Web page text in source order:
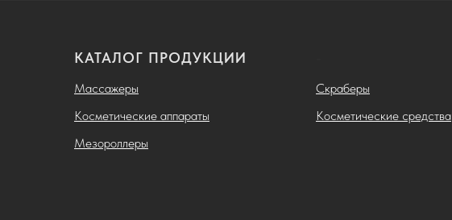
КАТАЛОГ ПРОДУКЦИИ
Массажеры
Косметические аппараты
Мезороллеры
Скраберы
Косметические средства